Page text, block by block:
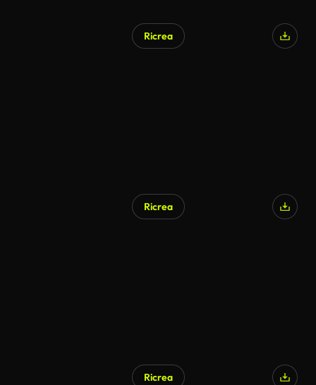
Ricrea
Ricrea
Ricrea